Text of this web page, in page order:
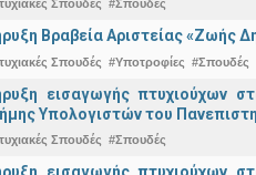
Σπουδές #Σπουδές
Βραβεία Αριστείας «Ζωής
Σπουδές #Υποτροφίες #Σπουδές
εισαγωγής πτυχιούχων
Υπολογιστών του
Σπουδές #Σπουδές